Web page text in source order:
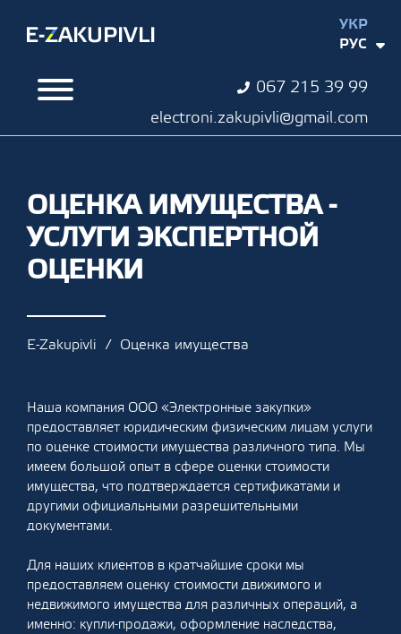
067 215 39 99
electroni.zakupivli@gmail.com
УКР
РУС
ОЦЕНКА ИМУЩЕСТВА -
УСЛУГИ ЭКСПЕРТНОЙ
ОЦЕНКИ
E-Zakupivli Оценка имущества
Наша компания ООО «Электронные закупки»
предоставляет юридическим физическим лицам услуги
по оценке стоимости имущества различного типа. Мы
имеем большой опыт в сфере оценки стоимости
имущества, что подтверждается сертификатами и
другими официальными разрешительными
документами.
Для наших клиентов в кратчайшие сроки мы
предоставляем оценку стоимости движимого и
недвижимого имущества для различных операций, а
именно: купли-продажи, оформление наследства,